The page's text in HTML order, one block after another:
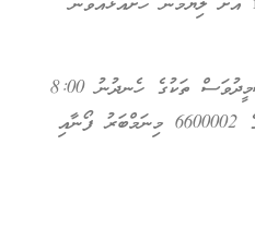
އިތުރު މައުލޫމާތު ހޯއްދެވުމަށް ރަސްމީދުވަސް ތަކުގެ ހެނދުނު 8:00
އިން 14:00އާއި ދެމެދު މި އިދާރާގެ 6600002 މިނަމްބަރު ފޯނާއި